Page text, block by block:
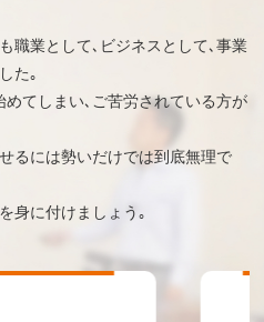
職業として､ビジネスとして､事業
た｡
めてしまい､ご苦労されている方が
るには勢いだけでは到底無理で
身に付けましょう｡